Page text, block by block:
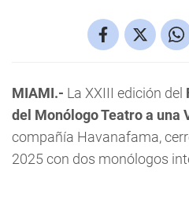
MIAMI.- La XXIII edición del
del Monólogo Teatro a una
compañía Havanafama,
2025 con dos monólogos